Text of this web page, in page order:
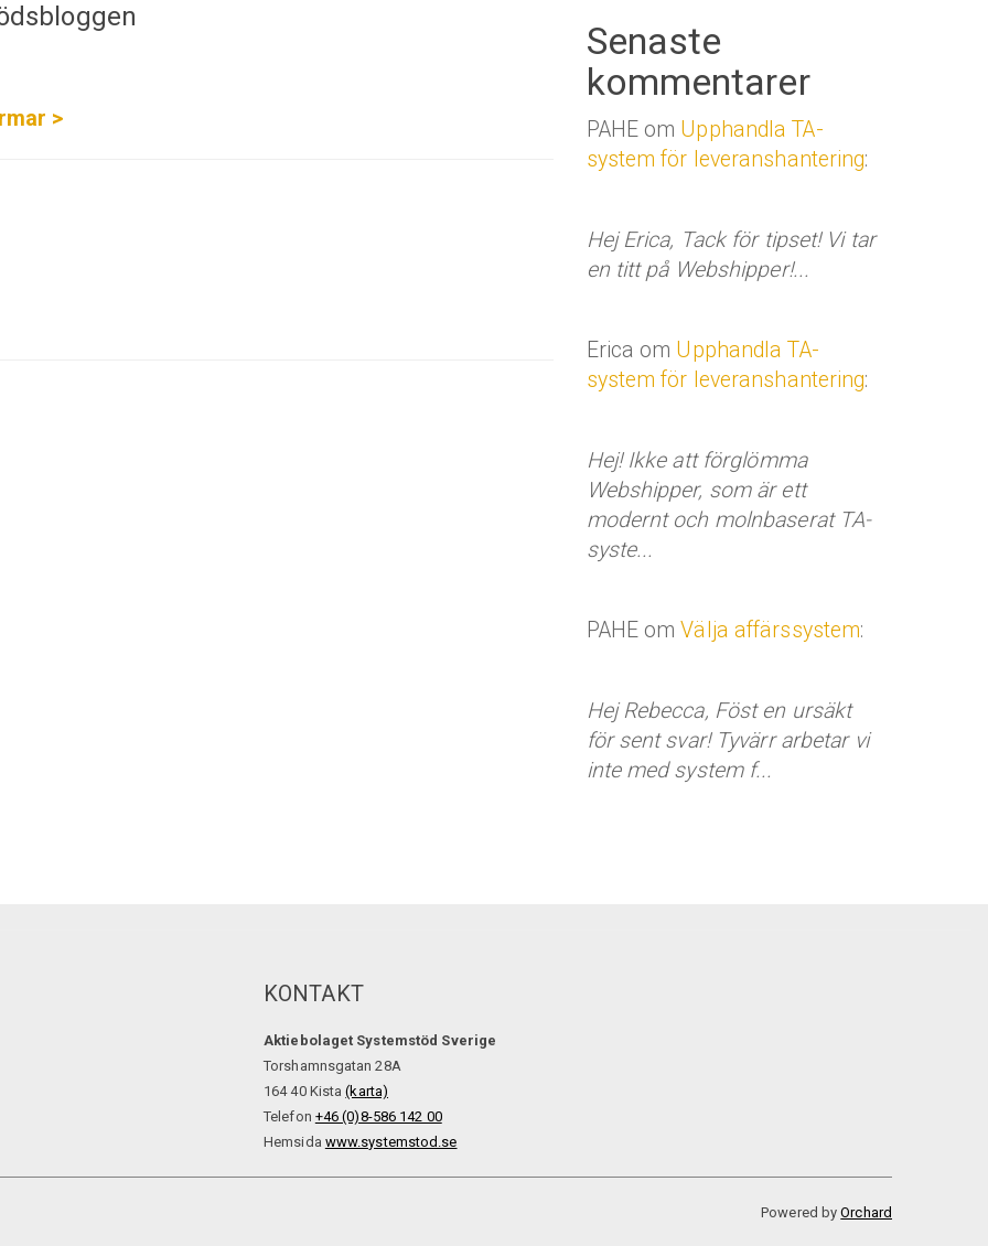
>
Senaste
kommentarer
PAHE om Upphandla TA-
system för leveranshantering:
Hej Erica, Tack för tipset! Vi tar
en titt på Webshipper!...
Erica om Upphandla TA-
system för leveranshantering:
Hej! Ikke att förglömma
Webshipper, som är ett
modernt och molnbaserat TA-
syste...
PAHE omVälja affärssystem:
Hej Rebecca, Föst en ursäkt
för sent svar! Tyvärr arbetar vi
inte med system f...
KONTAKT
Aktiebolaget Systemstöd Sverige
Torshamnsgatan 28A
164 40 Kista(karta)
Telefon +46 (0)8-586 142 00
Hemsida www.systemstod.se
Powered byOrchard